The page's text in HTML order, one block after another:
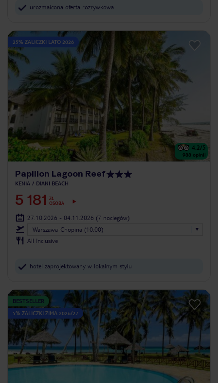
urozmaicona oferta rozrywkowa
25% ZALICZKI LATO 2026
4.2/5
988 opinii
Papillon Lagoon Reef
KENIA DIANI BEACH
5 181
ZŁ
OSOBA
27.10.2026 - 04.11.2026 (7 noclegów)
Warszawa-Chopina (10:00)
All Inclusive
hotel zaprojektowany w lokalnym stylu
BESTSELLER
5% ZALICZKI ZIMA 2026/27